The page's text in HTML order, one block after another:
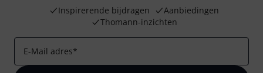
Inspirerende bijdragen
Aanbiedingen
Thomann-inzichten
E-Mail adres*